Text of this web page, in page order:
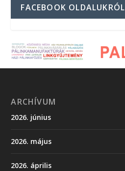
FACEBOOK OLDALUKRÓL
ARCHÍVUM
2026. június
2026. május
2026. április